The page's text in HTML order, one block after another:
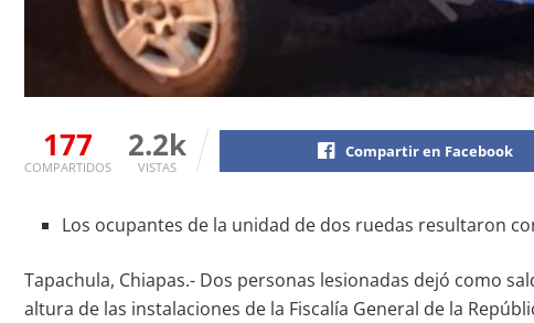
177
COMPARTIDOS
2.2k
VISTAS
Compartir en Facebook
Los ocupantes de la unidad de dos ruedas resultaron
Tapachula, Chiapas.- Dos personas lesionadas dejó como
altura de las instalaciones de la Fiscalía General de la